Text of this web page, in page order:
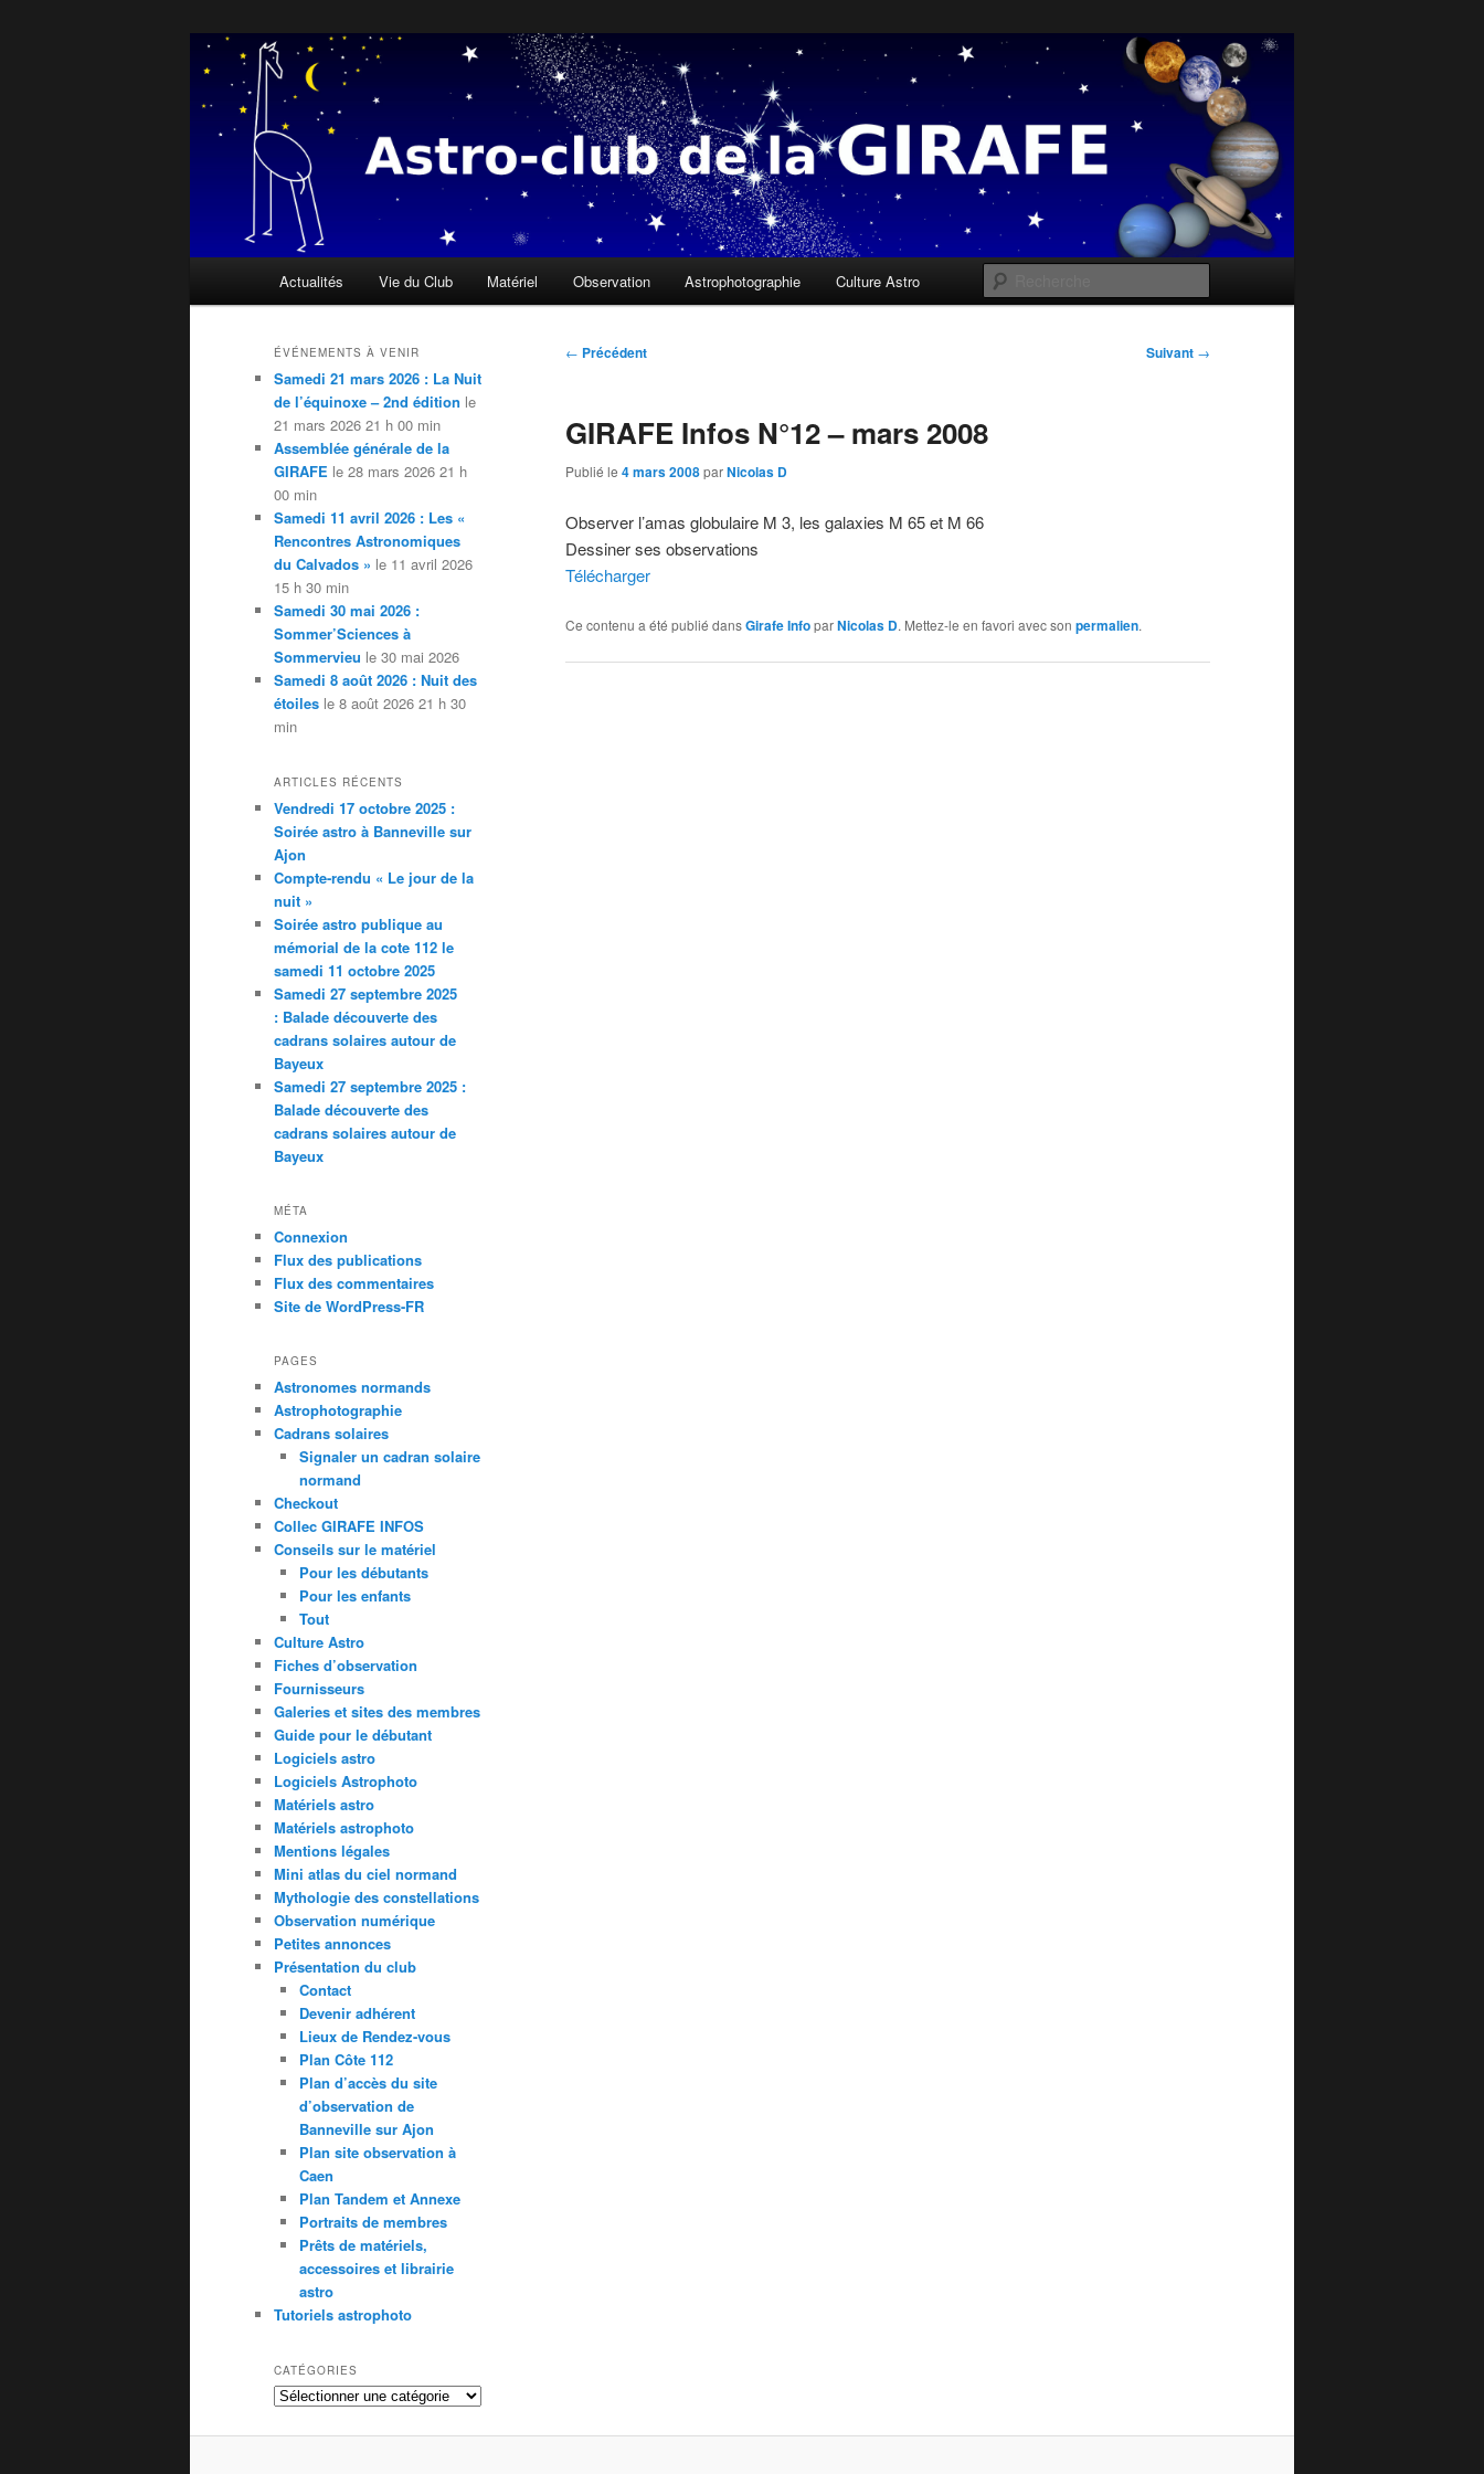
Astroclub de la Girafe
« Il n'y a personne qui soit née sous une mauvaise étoile, il n'y a que des gens qui ne savent pas lire le
ciel » Dalaï Lama
Actualités Vie du Club Matériel Observation Astrophotographie Culture Astro
Navigation
← Précédent Suivant →
GIRAFE Infos N°12 – mars 2008
Publié le 4 mars 2008parNicolas D
Observer l’amas globulaire M 3, les galaxies M 65 et M 66
Dessiner ses observations
Télécharger
Ce contenu a été publié dansGirafe InfoparNicolas D. Mettez-le en favori avec son permalien.
ÉVÉNEMENTS À VENIR
Samedi 21 mars 2026 : La Nuit
de l’équinoxe – 2nd édition le
21 mars 2026 21 h 00 min
Assemblée générale de la
GIRAFE le 28 mars 2026 21 h
00 min
Samedi 11 avril 2026 : Les «
Rencontres Astronomiques
du Calvados » le 11 avril 2026
15 h 30 min
Samedi 30 mai 2026 :
Sommer’Sciences à
Sommervieu le 30 mai 2026
Samedi 8 août 2026 : Nuit des
étoiles le 8 août 2026 21 h 30
min
ARTICLES RÉCENTS
Vendredi 17 octobre 2025 :
Soirée astro à Banneville sur
Ajon
Compte-rendu « Le jour de la
nuit »
Soirée astro publique au
mémorial de la cote 112 le
samedi 11 octobre 2025
Samedi 27 septembre 2025
: Balade découverte des
cadrans solaires autour de
Bayeux
Samedi 27 septembre 2025 :
Balade découverte des
cadrans solaires autour de
Bayeux
MÉTA
Connexion
Flux des publications
Flux des commentaires
Site de WordPress-FR
PAGES
Astronomes normands
Astrophotographie
Cadrans solaires
Signaler un cadran solaire
normand
Checkout
Collec GIRAFE INFOS
Conseils sur le matériel
Pour les débutants
Pour les enfants
Tout
Culture Astro
Fiches d’observation
Fournisseurs
Galeries et sites des membres
Guide pour le débutant
Logiciels astro
Logiciels Astrophoto
Matériels astro
Matériels astrophoto
Mentions légales
Mini atlas du ciel normand
Mythologie des constellations
Observation numérique
Petites annonces
Présentation du club
Contact
Devenir adhérent
Lieux de Rendez-vous
Plan Côte 112
Plan d’accès du site
d’observation de
Banneville sur Ajon
Plan site observation à
Caen
Plan Tandem et Annexe
Portraits de membres
Prêts de matériels,
accessoires et librairie
astro
Tutoriels astrophoto
CATÉGORIES
Catégories